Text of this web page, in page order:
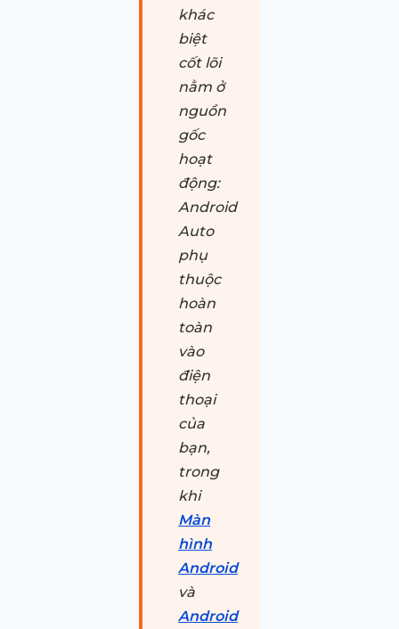
khác
biệt
cốt lõi
nằm ở
nguồn
gốc
hoạt
động:
Android
Auto
phụ
thuộc
hoàn
toàn
vào
điện
thoại
của
bạn,
trong
khi
Màn
hình
Android
và
Android